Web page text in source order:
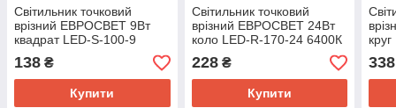
Світильник точковий
врізний ЕВРОСВЕТ 9Вт
квадрат LED-S-100-9
6400К без рамки
138 ₴
Купити
Світильник точковий
врізний ЕВРОСВЕТ 24Вт
коло LED-R-170-24 6400К
без рамки
228₴
Купити
338